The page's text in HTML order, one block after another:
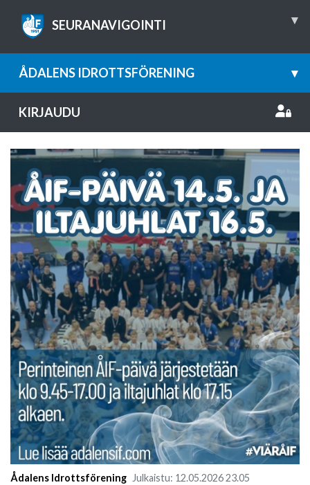
SEURANAVIGOINTI ▾
ÅDALENS IDROTTSFÖRENING ▾
KIRJAUDU
Ådalens Idrottsförening Julkaistu: 12.05.202623.05